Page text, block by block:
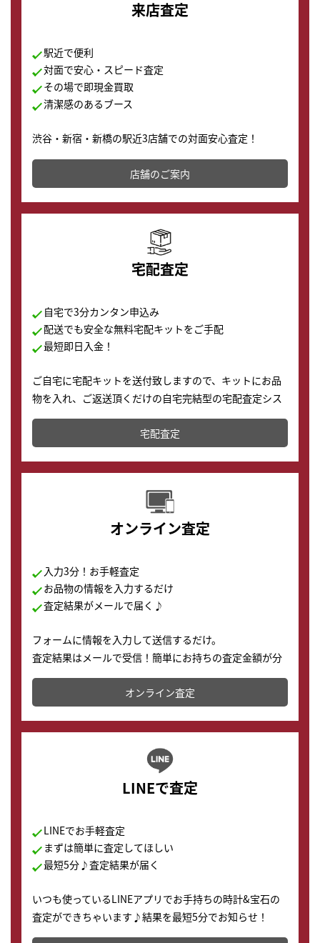
来店査定
駅近で便利
対面で安心・スピード査定
その場で即現金買取
清潔感のあるブース
渋谷・新宿・新橋の駅近3店舗での対面安心査定！
その場で現金買取致します。渋谷本店では、時計販売の
店舗を併設しており、下取りに出してお得に新しい時計
の購入もできます♪
店舗のご案内
宅配査定
自宅で3分カンタン申込み
配送でも安全な無料宅配キットをご手配
最短即日入金！
ご自宅に宅配キットを送付致しますので、キットにお品
物を入れ、ご返送頂くだけの自宅完結型の宅配査定シス
テムです。
配送でも簡単&安全に査定・買取に出すことが可能で
す。
宅配査定
オンライン査定
入力3分！お手軽査定
お品物の情報を入力するだけ
査定結果がメールで届く♪
フォームに情報を入力して送信するだけ。
査定結果はメールで受信！簡単にお持ちの査定金額が分
かります。
オンライン査定
LINEで査定
LINEでお手軽査定
まずは簡単に査定してほしい
最短5分♪査定結果が届く
いつも使っているLINEアプリでお手持ちの時計&宝石の
査定ができちゃいます♪結果を最短5分でお知らせ！
どこからでもすぐに査定金額を知ることが出来ます。